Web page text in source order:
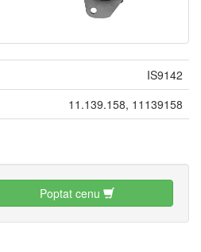
IS9142
11.139.158, 11139158
Poptat cenu